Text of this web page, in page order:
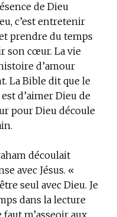
de Dieu
c’est entretenir
prendre du temps
son cœur. La vie
d’amour
La Bible dit que le
d’aimer Dieu de
pour Dieu découle
découlait
avec Jésus. «
seul avec Dieu. Je
dans la lecture
m’asseoir aux